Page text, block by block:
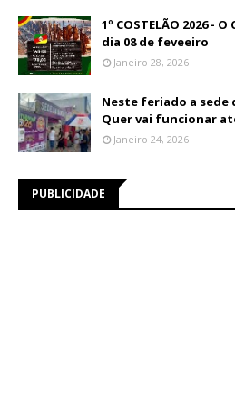
1º COSTELÃO 2026 -
dia 08 de feveeiro
Janeiro 28, 2026
Neste feriado a sede
Quer vai funcionar
Janeiro 24, 2026
PUBLICIDADE